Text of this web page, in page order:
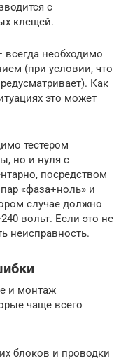
с
клещей.
всегда необходимо
(при условии, что
Как
это может
тестером
но и нуля с
посредством
«фаза+ноль» и
случае должно
вольт. Если это не
неисправность.
и монтаж
чаще всего
блоков и проводки